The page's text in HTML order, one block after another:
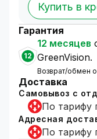
Купить в
Гарантия
12
12 месяцев
GreenVision.
Возврат/обмен
Доставка
Самовывоз с
По тарифу
Адресная
По тарифу